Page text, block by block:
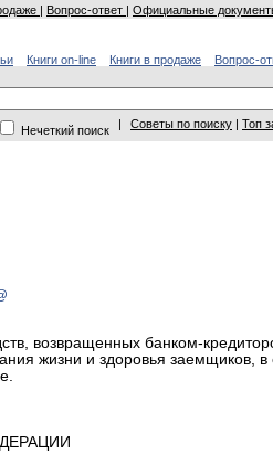
| Вопрос-ответ | Официальные
Книги on-line Книги в продаже Вопрос-
Нечеткий поиск | Советы по поиску | Топ
возвращенных банком-
жизни и здоровья заемщиков,